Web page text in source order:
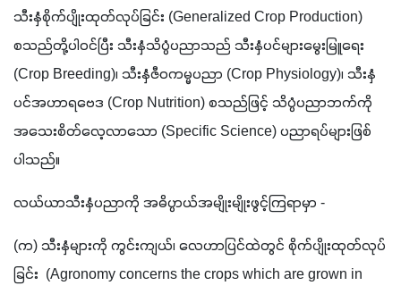
သီးနှံစိုက်ပျိုးထုတ်လုပ်ခြင်း (Generalized Crop Production)
စသည်တို့ပါဝင်ပြီး သီးနှံသိပ္ပံပညာသည် သီးနှံပင်များမွေးမြူရေး
(Crop Breeding)၊ သီးနှံဇီဝကမ္မပညာ (Crop Physiology)၊ သီးနှံ
ပင်အဟာရဗေဒ (Crop Nutrition) စသည်ဖြင့် သိပ္ပံပညာဘက်ကို
အသေးစိတ်လေ့လာသော (Specific Science) ပညာရပ်များဖြစ်
ပါသည်။
လယ်ယာသီးနှံပညာကို အဓိပ္ပာယ်အမျိုးမျိုးဖွင့်ကြရာမှာ -
(က) သီးနှံများကို ကွင်းကျယ်၊ လေဟာပြင်ထဲတွင် စိုက်ပျိုးထုတ်လုပ်
ခြင်း  (Agronomy concerns the crops which are grown in